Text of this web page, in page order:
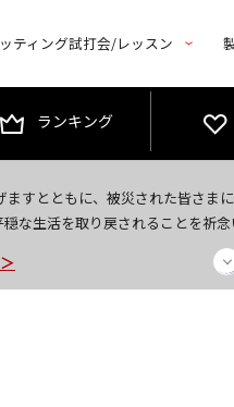
ティング試打会/レッスン
ランキング
すとともに、被災された皆さま
な生活を取り戻されることを祈念
OFFクーポンプレゼント！
お問い合わせ＞